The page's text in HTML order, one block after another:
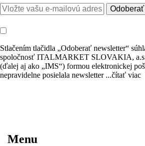
Stlačením tlačidla „Odoberať newsletter“
spoločnosť ITALMARKET SLOVAKIA,
(ďalej aj ako „IMS“) formou elektronickej
nepravidelne posielala newsletter ...čítať viac
Menu